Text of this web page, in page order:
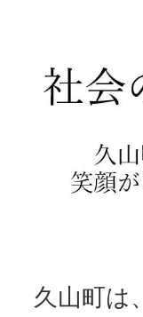
会
久山町は